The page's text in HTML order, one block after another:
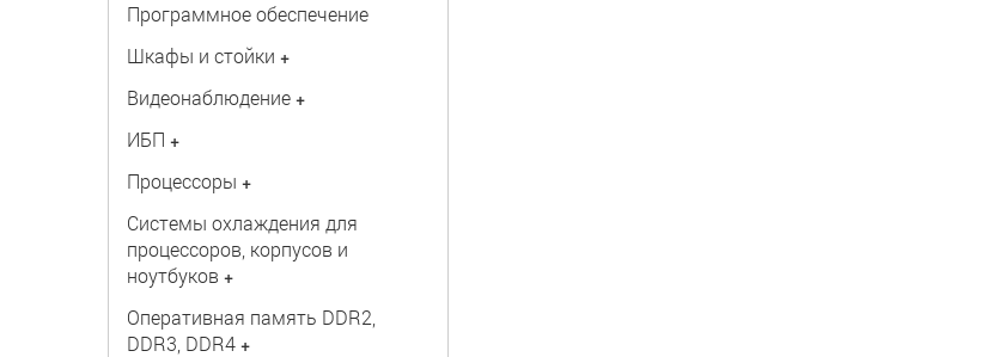
Программное обеспечение
Шкафы и стойки +
Видеонаблюдение +
ИБП +
Процессоры +
Системы охлаждения для
процессоров, корпусов и
ноутбуков +
Оперативная память DDR2,
DDR3, DDR4 +